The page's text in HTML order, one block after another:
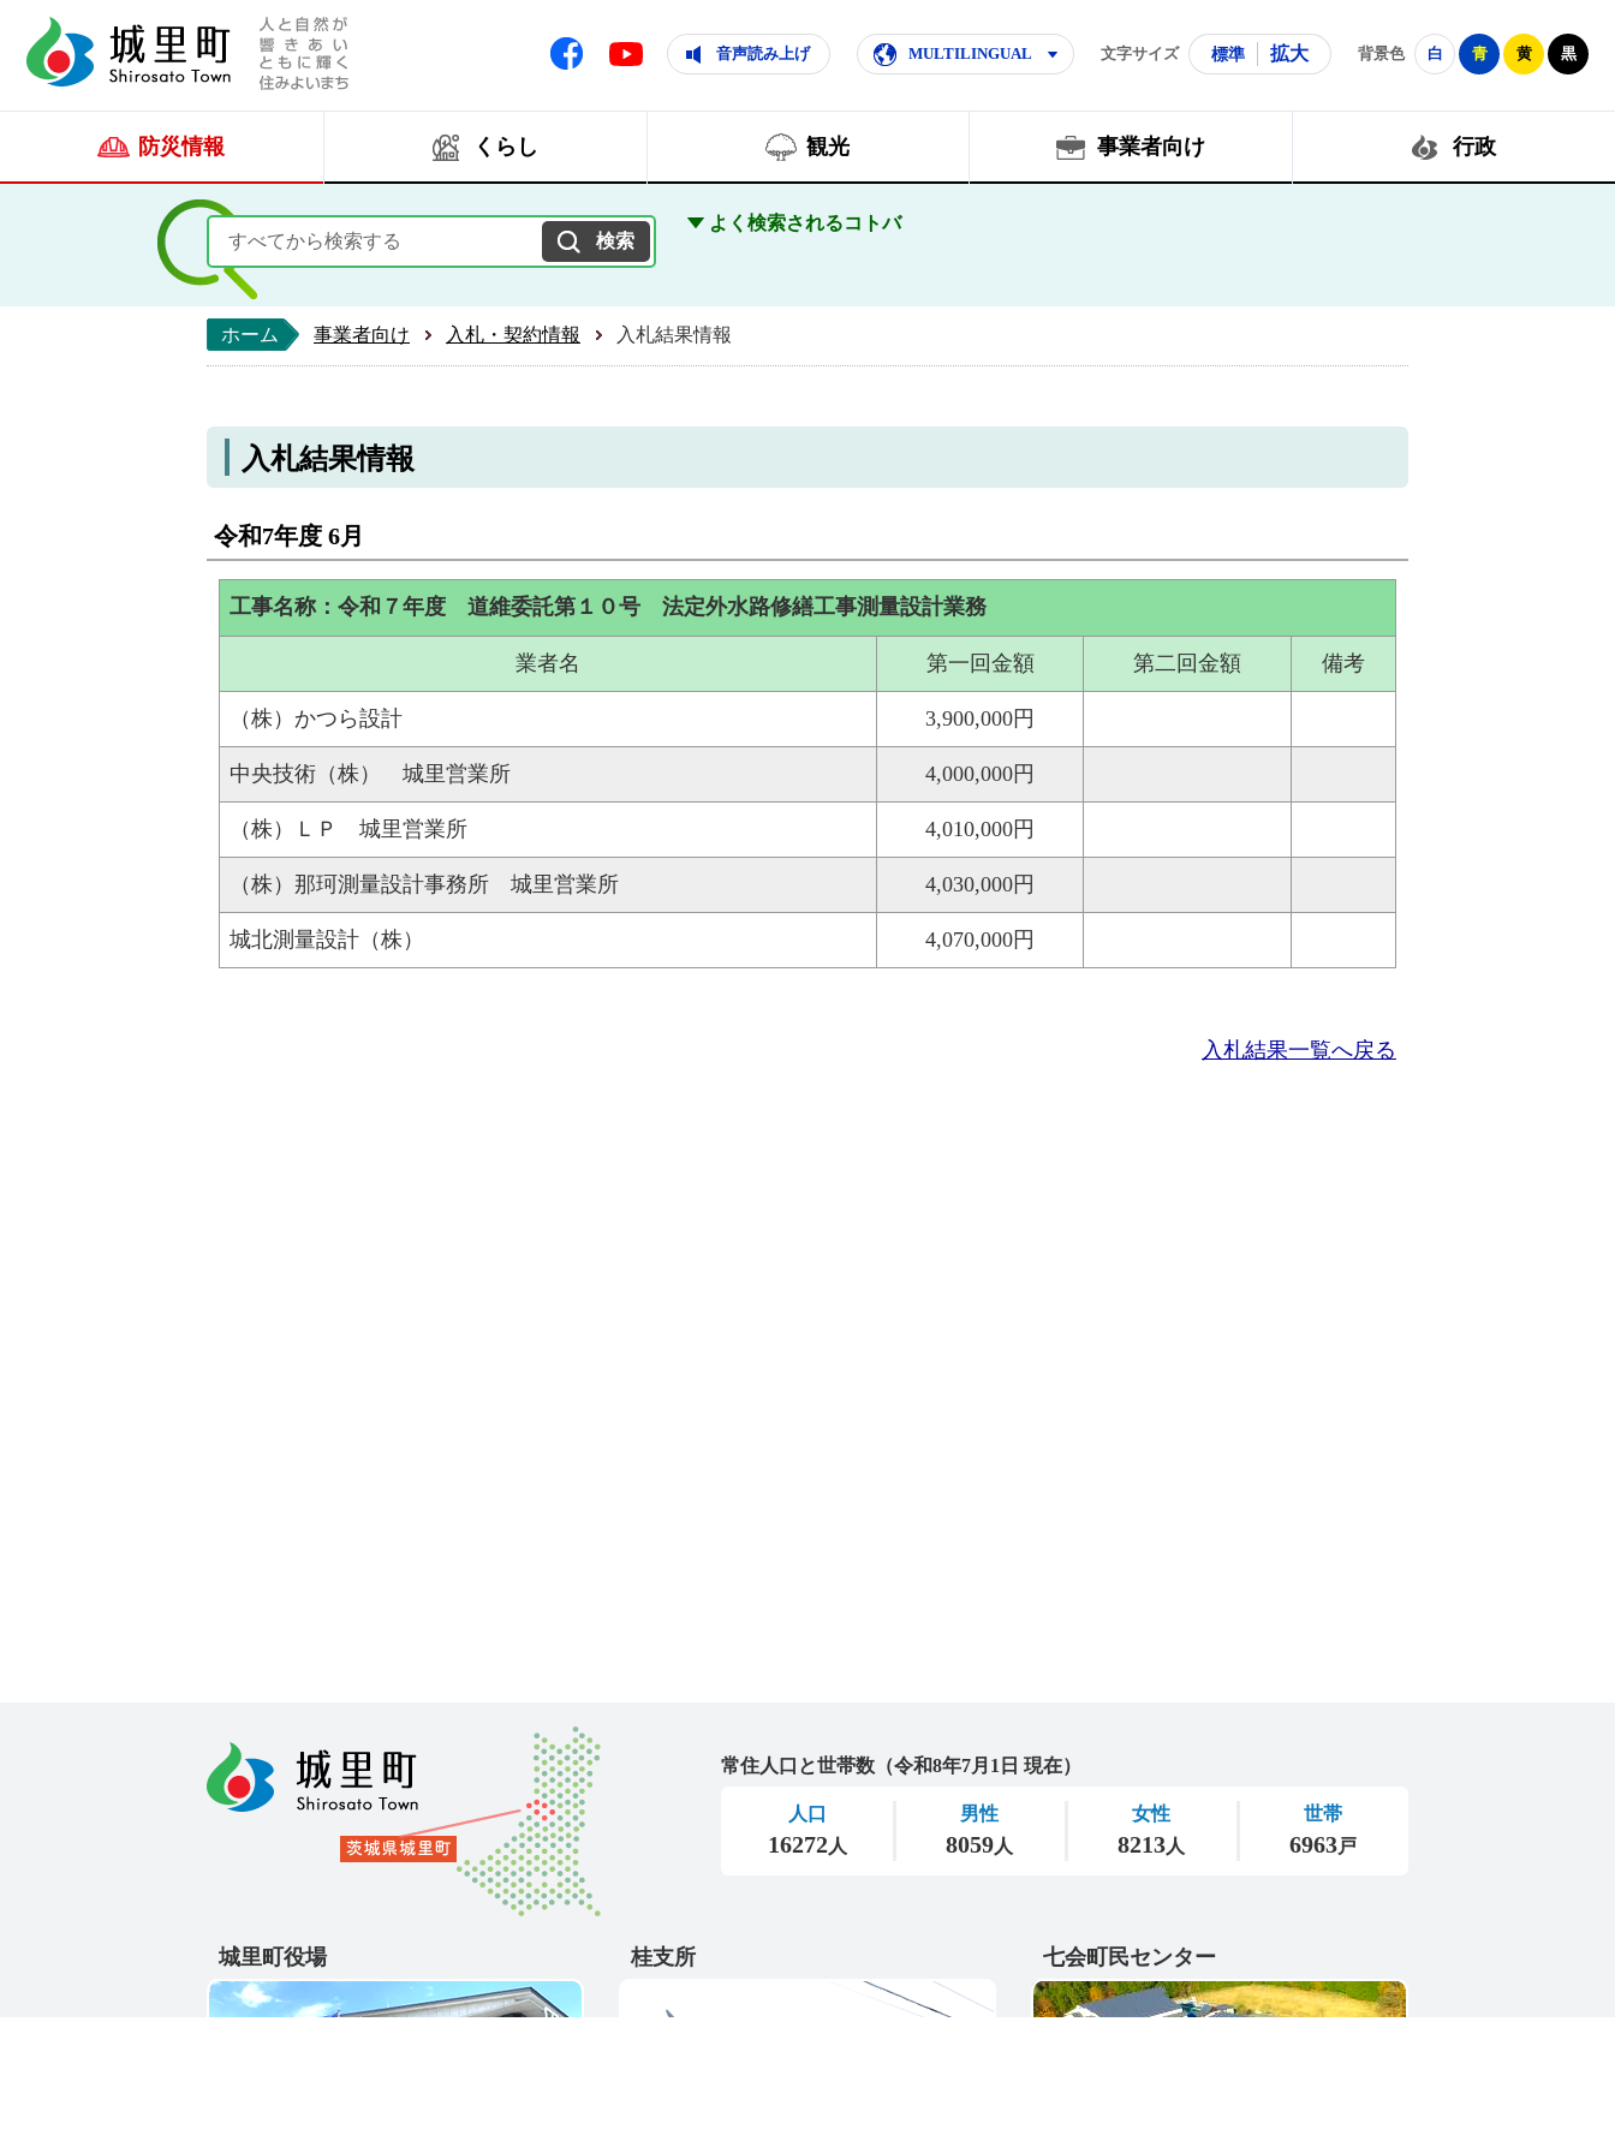
人と自然が響きあいともに輝く住みよいまち
Facebook Youtube 音声読み上げ MULTILINGUAL 文字サイズ 標準 拡大 背景色 白 青 黄 黒
防災情報 くらし 観光 事業者向け 行政
よく検索されるコトバ
ホーム 事業者向け 入札・契約情報 入札結果情報
入札結果情報
令和7年度 6月
工事名称：令和７年度 道維委託第１０号 法定外水路修繕工事測量設計業務
業者名 第一回金額 第二回金額 備考
（株）かつら設計 3,900,000円
中央技術（株） 城里営業所 4,000,000円
（株）ＬＰ 城里営業所 4,010,000円
（株）那珂測量設計事務所 城里営業所 4,030,000円
城北測量設計（株） 4,070,000円
入札結果一覧へ戻る
城里町役場 桂支所 七会町民センター